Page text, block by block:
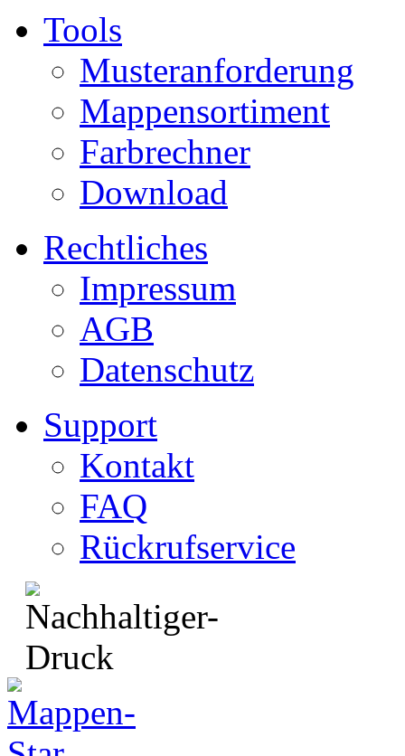
Tools
Musteranforderung
Mappensortiment
Farbrechner
Download
Rechtliches
Impressum
AGB
Datenschutz
Support
Kontakt
FAQ
Rückrufservice